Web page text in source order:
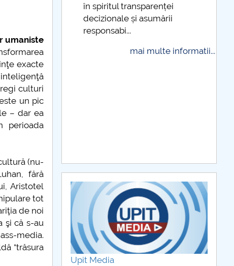
I’m a trainer. What’s your superpower?
umaniste
exacte
culturi
un pic
– dar ea
perioada
(nu-
fără
Aristotel
tot
de noi
şi că s-au
media.
“trăsura
informatii...
mai multe informatii...
Upit Media